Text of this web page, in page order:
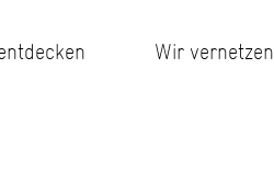
Wir vernetzen